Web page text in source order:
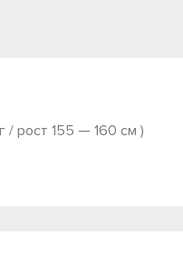
/ рост 155 — 160 см )